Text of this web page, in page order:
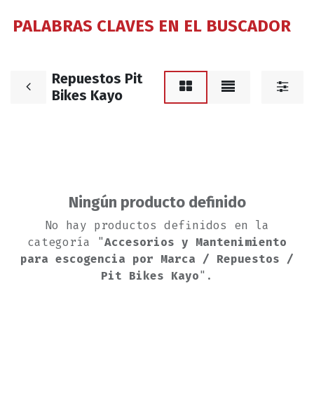
PALABRAS CLAVES EN EL BUSCADOR
Repuestos Pit
Bikes Kayo
Ningún producto definido
No hay productos definidos en la
categoría "Accesorios y Mantenimiento
para escogencia por Marca / Repuestos /
Pit Bikes Kayo".